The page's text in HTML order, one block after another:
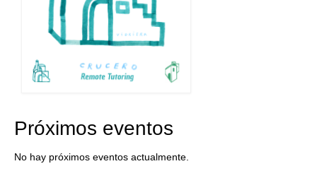
Próximos eventos
No hay próximos eventos actualmente.